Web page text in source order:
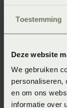
Toestemming
Deze website
We gebruiken
personaliseren,
en om ons
informatie over
slaapgedrag.
en
Als partner